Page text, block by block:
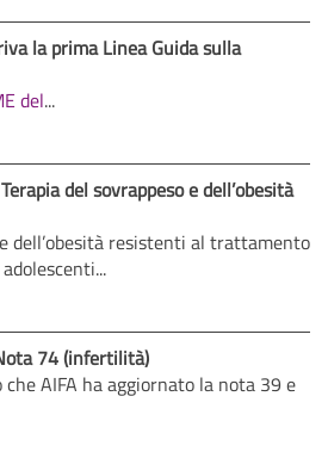
la prima Linea Guida sulla
del...
del sovrappeso e dell’obesità
dell’obesità resistenti al trattamento
74 (infertilità)
che AIFA ha aggiornato la nota 39 e